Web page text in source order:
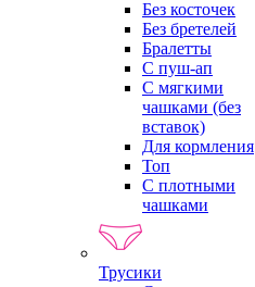
Без косточек
Без бретелей
Бралетты
С пуш-ап
С мягкими
чашками (без
вставок)
Для кормления
Топ
С плотными
чашками
Трусики